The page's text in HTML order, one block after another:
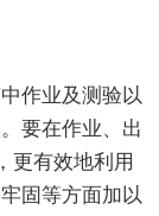
作业及测验以
要在作业、出
更有效地利用
固等方面加以